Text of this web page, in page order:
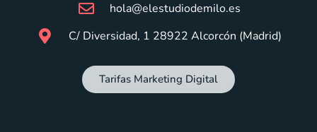
hola@elestudiodemilo.es
C/ Diversidad, 1 28922 Alcorcón (Madrid)
Tarifas Marketing Digital